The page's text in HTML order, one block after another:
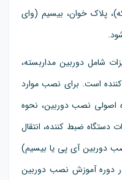
پلاک خوان، بیسیم (وای
شامل دوربین مداربسته،
است. برای نصب موارد
اصولی نصب دوربین، نحوه
ضبط کننده، انتقال
دوربین آی پی یا بیسیم)
در دوره آموزش نصب دوربین